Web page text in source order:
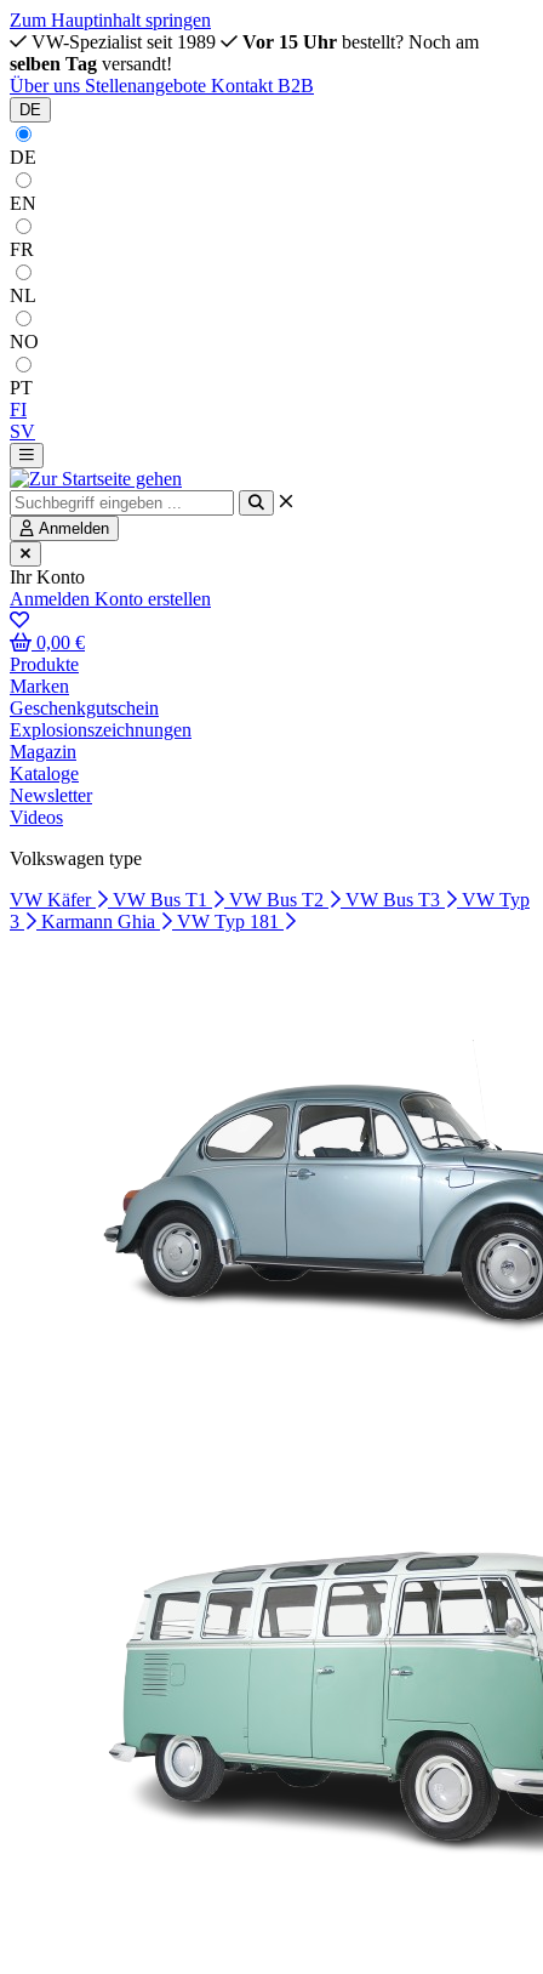
Zum Hauptinhalt springen
VW-Spezialist seit 1989
Vor 15 Uhr bestellt? Noch am
selben Tag versandt!
Über uns Stellenangebote Kontakt B2B
DE
DE
EN
FR
NL
NO
PT
FI
SV
Anmelden
Ihr Konto
Anmelden Konto erstellen
0,00 €
Produkte
Marken
Geschenkgutschein
Explosionszeichnungen
Magazin
Kataloge
Newsletter
Videos
Volkswagen type
VW Käfer
VW Bus T1 VW Bus T2 VW Bus T3
VW Typ
3
Karmann Ghia VW Typ 181